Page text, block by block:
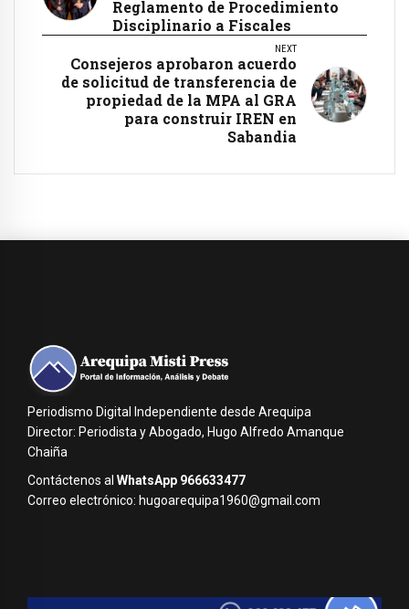
Reglamento de Procedimiento
Disciplinario a Fiscales
NEXT
Consejeros aprobaron acuerdo
de solicitud de transferencia de
propiedad de la MPA al GRA
para construir IREN en
Sabandia
Periodismo Digital Independiente desde Arequipa
Director: Periodista y Abogado, Hugo Alfredo Amanque
Chaiña
Contáctenos al WhatsApp 966633477
Correo electrónico: hugoarequipa1960@gmail.com